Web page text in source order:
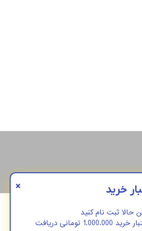
× خرید
حالا ثبت نام کنید
و اعتبار خرید 1.000.000 تومانی دریافت